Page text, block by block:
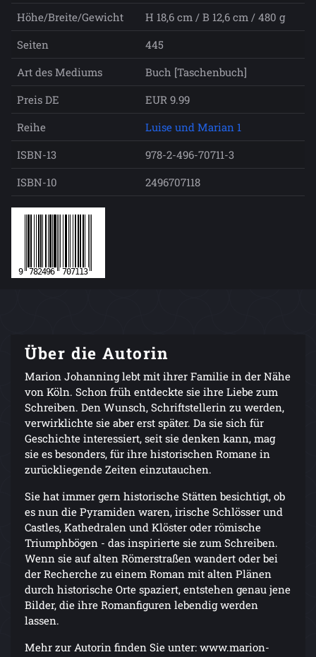
Höhe/Breite/Gewicht
H 18,6 cm / B 12,6 cm / 480 g
Seiten
445
Art des Mediums
Buch [Taschenbuch]
Preis DE
EUR 9.99
Reihe
Luise und Marian 1
ISBN-13
978-2-496-70711-3
ISBN-10
2496707118
Über die Autorin
Marion Johanning lebt mit ihrer Familie in der Nähe
von Köln. Schon früh entdeckte sie ihre Liebe zum
Schreiben. Den Wunsch, Schriftstellerin zu werden,
verwirklichte sie aber erst später. Da sie sich für
Geschichte interessiert, seit sie denken kann, mag
sie es besonders, für ihre historischen Romane in
zurückliegende Zeiten einzutauchen.
Sie hat immer gern historische Stätten besichtigt, ob
es nun die Pyramiden waren, irische Schlösser und
Castles, Kathedralen und Klöster oder römische
Triumphbögen - das inspirierte sie zum Schreiben.
Wenn sie auf alten Römerstraßen wandert oder bei
der Recherche zu einem Roman mit alten Plänen
durch historische Orte spaziert, entstehen genau jene
Bilder, die ihre Romanfiguren lebendig werden
lassen.
Mehr zur Autorin finden Sie unter: www.marion-